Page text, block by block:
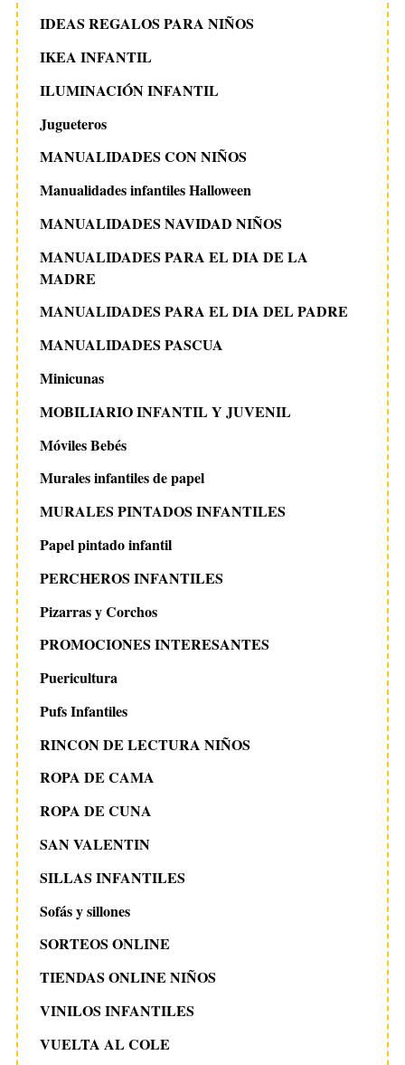
IDEAS REGALOS PARA NIÑOS
IKEA INFANTIL
ILUMINACIÓN INFANTIL
Jugueteros
MANUALIDADES CON NIÑOS
Manualidades infantiles Halloween
MANUALIDADES NAVIDAD NIÑOS
MANUALIDADES PARA EL DIA DE LA
MADRE
MANUALIDADES PARA EL DIA DEL PADRE
MANUALIDADES PASCUA
Minicunas
MOBILIARIO INFANTIL Y JUVENIL
Móviles Bebés
Murales infantiles de papel
MURALES PINTADOS INFANTILES
Papel pintado infantil
PERCHEROS INFANTILES
Pizarras y Corchos
PROMOCIONES INTERESANTES
Puericultura
Pufs Infantiles
RINCON DE LECTURA NIÑOS
ROPA DE CAMA
ROPA DE CUNA
SAN VALENTIN
SILLAS INFANTILES
Sofás y sillones
SORTEOS ONLINE
TIENDAS ONLINE NIÑOS
VINILOS INFANTILES
VUELTA AL COLE